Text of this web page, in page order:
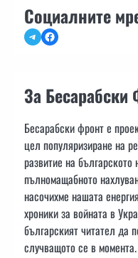
Социалните
TelegramFacebook
За Бесарабски
Бесарабски фронт е
цел популяризиране на
развитие на
пълномащабното
насочихме нашата
хроники за войната в
българският читател да
случващото се в момента.